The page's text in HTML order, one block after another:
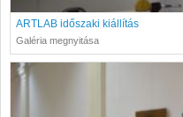
ARTLAB időszaki kiállítás
Galéria megnyitása